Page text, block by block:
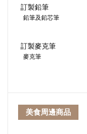
訂製鉛筆
鉛筆及鉛芯筆
訂製麥克筆
麥克筆
美食周邊商品